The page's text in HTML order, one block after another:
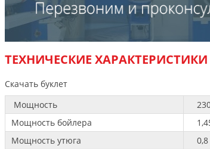
ТЕХНИЧЕСКИЕ ХАРАКТЕРИСТИКИ
Скачать буклет
Мощность
Мощность бойлера
Мощность утюга
0,8